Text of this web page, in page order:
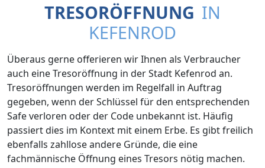
TRESORÖFFNUNG IN
KEFENROD
Überaus gerne offerieren wir Ihnen als Verbraucher
auch eine Tresoröffnung in der Stadt Kefenrod an.
Tresoröffnungen werden im Regelfall in Auftrag
gegeben, wenn der Schlüssel für den entsprechenden
Safe verloren oder der Code unbekannt ist. Häufig
passiert dies im Kontext mit einem Erbe. Es gibt freilich
ebenfalls zahllose andere Gründe, die eine
fachmännische Öffnung eines Tresors nötig machen.